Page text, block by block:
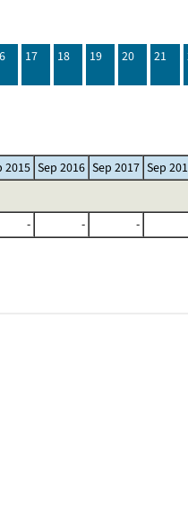
17 18 19 20 21
2015 Sep 2016 Sep 2017 Sep
- - -